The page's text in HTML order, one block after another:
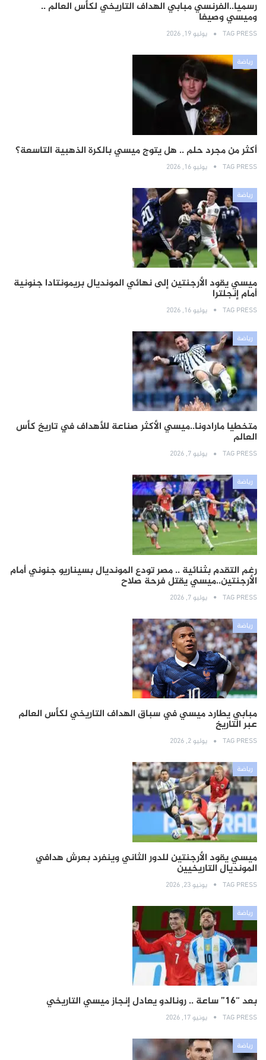
رسميا..الفرنسي مبابي الهداف التاريخي لكأس العالم ..
وميسي وصيفا
TAG PRESS يوليو 19, 2026
رياضة
أكثر من مجرد حلم .. هل يتوج ميسي بالكرة الذهبية التاسعة؟
TAG PRESS يوليو 16, 2026
رياضة
ميسي يقود الأرجنتين إلى نهائي المونديال بريمونتادا جنونية
أمام إنجلترا
TAG PRESS يوليو 16, 2026
رياضة
متخطيا مارادونا..ميسي الأكثر صناعة للأهداف في تاريخ كأس
العالم
TAG PRESS يوليو 7, 2026
رياضة
رغم التقدم بثنائية .. مصر تودع المونديال بسيناريو جنوني أمام
الأرجنتين..ميسي يقتل فرحة صلاح
TAG PRESS يوليو 7, 2026
رياضة
مبابي يطارد ميسي في سباق الهداف التاريخي لكأس العالم
عبر التاريخ
TAG PRESS يوليو 2, 2026
رياضة
ميسي يقود الأرجنتين للدور الثاني وينفرد بعرش هدافي
المونديال التاريخيين
TAG PRESS يونيو 23, 2026
رياضة
بعد “16” ساعة .. رونالدو يعادل إنجاز ميسي التاريخي
TAG PRESS يونيو 17, 2026
رياضة